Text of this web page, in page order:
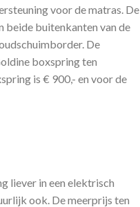
voor de matras. De
beide buitenkanten van de
De
boxspring ten
is € 900,- en voor de
liever in een elektrisch
ook. De meerprijs ten